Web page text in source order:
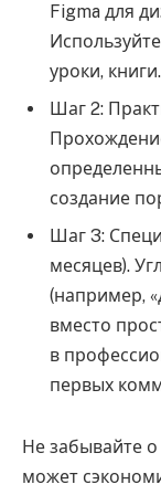
Figma для
уроки, книги.
Шаг 2:
создание
Шаг 3:
месяцев).
(например,
вместо
в
первых
Не забывайте
может